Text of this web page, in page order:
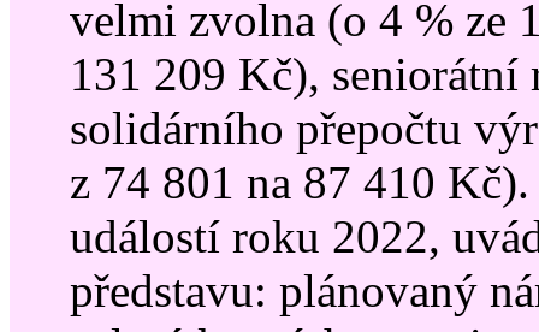
velmi zvolna (o 4 % ze
131 209 Kč),
solidárního přepočtu
z 74 801 na 87 410
událostí roku 2022,
představu: plánovaný